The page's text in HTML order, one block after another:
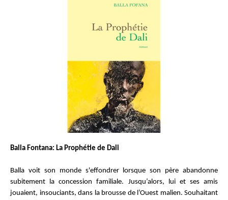
Balla Fontana: La Prophétie de Dali
Balla voit son monde s'effondrer lorsque son père abandonne
subitement la concession familiale. Jusqu’alors, lui et ses amis
jouaient, insouciants, dans la brousse de l’Ouest malien. Souhaitant